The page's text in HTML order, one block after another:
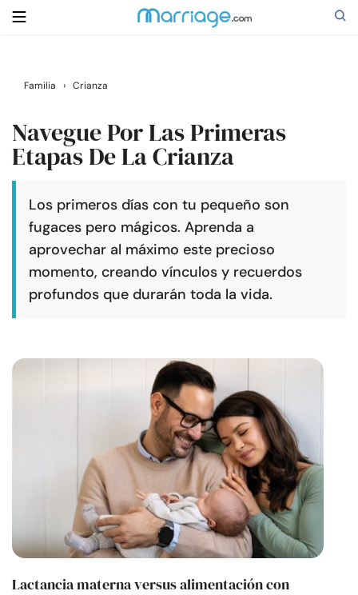
Buscar
Casarse
Familia
Ayuda
Encuentra un terapeuta
Sobre nosotros Contáctanos Escríbenos
Publicidad con
Familia › Crianza
Navegue Por Las Primeras
Etapas De La Crianza
Los primeros días con tu pequeño son
fugaces pero mágicos. Aprenda a
aprovechar al máximo este precioso
momento, creando vínculos y recuerdos
profundos que durarán toda la vida.
Lactancia materna versus alimentación con